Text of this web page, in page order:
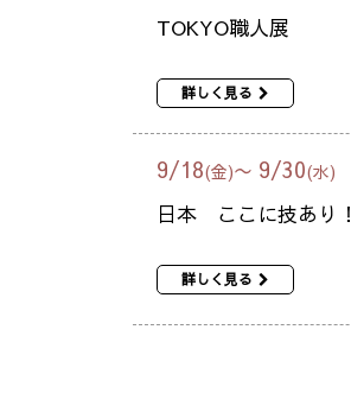
TOKYO職人展
詳しく見る
9/18(金)〜 9/30(水)
日本 ここに技あり！
詳しく見る